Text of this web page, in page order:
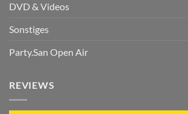
DVD & Videos
Sonstiges
Party.San Open Air
REVIEWS